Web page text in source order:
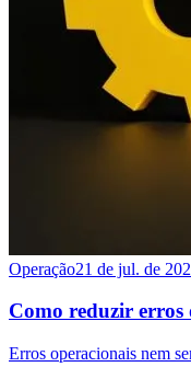
Operação21 de jul. de
Como reduzir erros
Erros operacionais nem